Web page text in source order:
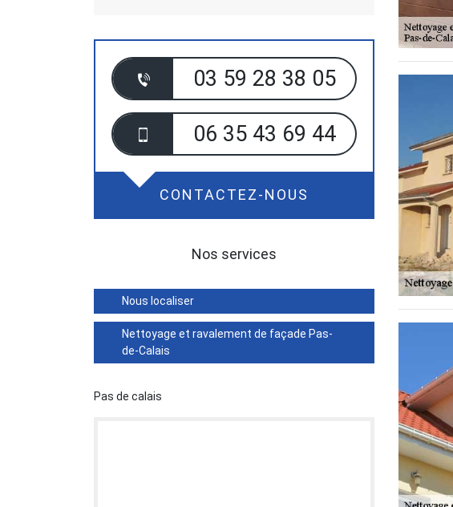
03 59 28 38 05
06 35 43 69 44
CONTACTEZ-NOUS
Nos services
Nous localiser
Nettoyage et ravalement de façade Pas-
de-Calais
Pas de calais